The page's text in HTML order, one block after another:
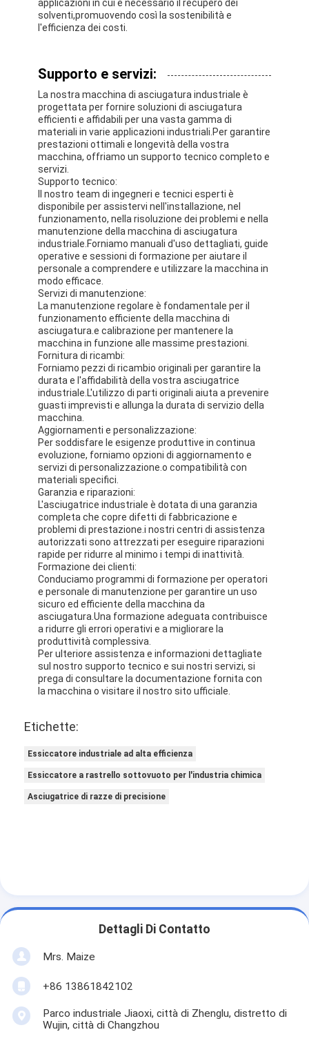
Fatory Tour
Contattaci
notizie
Tutti i casi
Essiccatore di spruzzo centrifugo ad alta velocità
Essiccatore a letto fluidizzato di vibrazione
Essiccatore di vuoto di microonda
Essiccatore di spruzzo di pressione
Aria calda Oven Dryer
Miscelatore orizzontale del nastro
Frantoio universale
Macchina per la frantumazione superfina
tipo miscelatore di v della polvere
Miscelatore del recipiente di IBC
Asciugatrice industriale
Macchina più asciutta istantanea
Essiccatore della pagaia
Macchina dell'essiccazione sotto vuoto
applicazioni in cui è necessario il recupero dei
solventi,promuovendo così la sostenibilità e
l'efficienza dei costi.
Supporto e servizi:
La nostra macchina di asciugatura industriale è
progettata per fornire soluzioni di asciugatura
efficienti e affidabili per una vasta gamma di
materiali in varie applicazioni industriali.Per garantire
prestazioni ottimali e longevità della vostra
macchina, offriamo un supporto tecnico completo e
servizi.
Supporto tecnico:
Il nostro team di ingegneri e tecnici esperti è
disponibile per assistervi nell'installazione, nel
funzionamento, nella risoluzione dei problemi e nella
manutenzione della macchina di asciugatura
industriale.Forniamo manuali d'uso dettagliati, guide
operative e sessioni di formazione per aiutare il
personale a comprendere e utilizzare la macchina in
modo efficace.
Servizi di manutenzione:
La manutenzione regolare è fondamentale per il
funzionamento efficiente della macchina di
asciugatura.e calibrazione per mantenere la
macchina in funzione alle massime prestazioni.
Fornitura di ricambi:
Forniamo pezzi di ricambio originali per garantire la
durata e l'affidabilità della vostra asciugatrice
industriale.L'utilizzo di parti originali aiuta a prevenire
guasti imprevisti e allunga la durata di servizio della
macchina.
Aggiornamenti e personalizzazione:
Per soddisfare le esigenze produttive in continua
evoluzione, forniamo opzioni di aggiornamento e
servizi di personalizzazione.o compatibilità con
materiali specifici.
Garanzia e riparazioni:
L'asciugatrice industriale è dotata di una garanzia
completa che copre difetti di fabbricazione e
problemi di prestazione.i nostri centri di assistenza
autorizzati sono attrezzati per eseguire riparazioni
rapide per ridurre al minimo i tempi di inattività.
Formazione dei clienti:
Conduciamo programmi di formazione per operatori
e personale di manutenzione per garantire un uso
sicuro ed efficiente della macchina da
asciugatura.Una formazione adeguata contribuisce
a ridurre gli errori operativi e a migliorare la
produttività complessiva.
Per ulteriore assistenza e informazioni dettagliate
sul nostro supporto tecnico e sui nostri servizi, si
prega di consultare la documentazione fornita con
la macchina o visitare il nostro sito ufficiale.
Etichette:
Essiccatore industriale ad alta efficienza
Essiccatore a rastrello sottovuoto per l'industria chimica
Asciugatrice di razze di precisione
Dettagli Di Contatto
Mrs. Maize
+86 13861842102
Parco industriale Jiaoxi, città di Zhenglu, distretto di
Wujin, città di Changzhou